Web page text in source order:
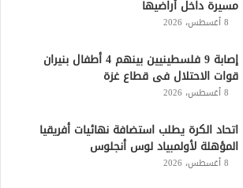
مسيرة داخل أراضيها
8 أغسطس، 2026
إصابة 9 فلسطينيين بينهم 4 أطفال بنيران
قوات الاحتلال فى قطاع غزة
8 أغسطس، 2026
اتحاد الكرة يطلب استضافة نهائيات أفريقيا
المؤهلة لأولمبياد لوس أنجلوس
8 أغسطس، 2026